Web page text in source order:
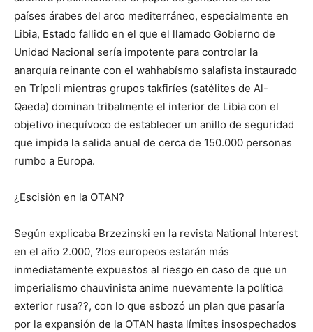
países árabes del arco mediterráneo, especialmente en
Libia, Estado fallido en el que el llamado Gobierno de
Unidad Nacional sería impotente para controlar la
anarquía reinante con el wahhabísmo salafista instaurado
en Trípoli mientras grupos takfiríes (satélites de Al-
Qaeda) dominan tribalmente el interior de Libia con el
objetivo inequívoco de establecer un anillo de seguridad
que impida la salida anual de cerca de 150.000 personas
rumbo a Europa.
¿Escisión en la OTAN?
Según explicaba Brzezinski en la revista National Interest
en el año 2.000, ?los europeos estarán más
inmediatamente expuestos al riesgo en caso de que un
imperialismo chauvinista anime nuevamente la política
exterior rusa??, con lo que esbozó un plan que pasaría
por la expansión de la OTAN hasta límites insospechados